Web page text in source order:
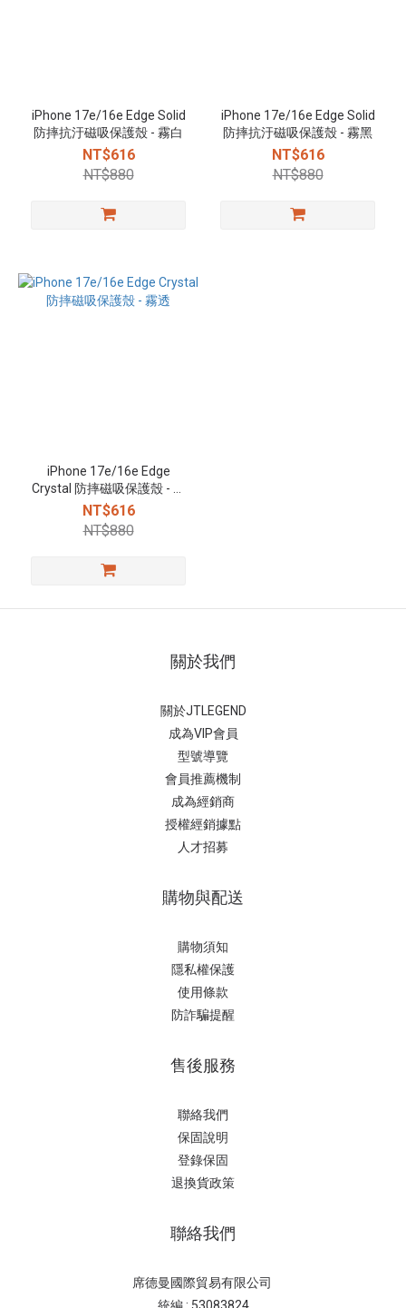
iPhone 17e/16e Edge Solid
防摔抗汙磁吸保護殼 - 霧白
NT$616
NT$880
iPhone 17e/16e Edge Solid
防摔抗汙磁吸保護殼 - 霧黑
NT$616
NT$880
iPhone 17e/16e Edge
Crystal 防摔磁吸保護殼 - 霧
透
NT$616
NT$880
關於我們
關於JTLEGEND
成為VIP會員
型號導覽
會員推薦機制
成為經銷商
授權經銷據點
人才招募
購物與配送
購物須知
隱私權保護
使用條款
防詐騙提醒
售後服務
聯絡我們
保固說明
登錄保固
退換貨政策
聯絡我們
席德曼國際貿易有限公司